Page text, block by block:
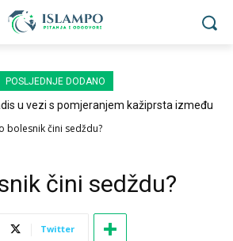
POSLJEDNJE DODANO
u vezi s pomjeranjem kažiprsta između
bolesnik čini sedždu?
čini sedždu?
Twitter